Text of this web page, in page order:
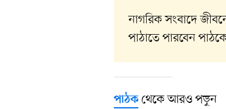
নাগরিক সংবাদে
পাঠাতে পারবেন
পাঠকথেকে আরও পড়ুন